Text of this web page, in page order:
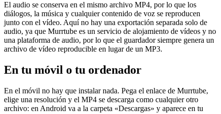
El audio se conserva en el mismo archivo MP4, por lo que los
diálogos, la música y cualquier contenido de voz se reproducen
junto con el vídeo. Aquí no hay una exportación separada solo de
audio, ya que Murrtube es un servicio de alojamiento de vídeos y no
una plataforma de audio, por lo que el guardador siempre genera un
archivo de vídeo reproducible en lugar de un MP3.
En tu móvil o tu ordenador
En el móvil no hay que instalar nada. Pega el enlace de Murrtube,
elige una resolución y el MP4 se descarga como cualquier otro
archivo: en Android va a la carpeta «Descargas» y aparece en tu